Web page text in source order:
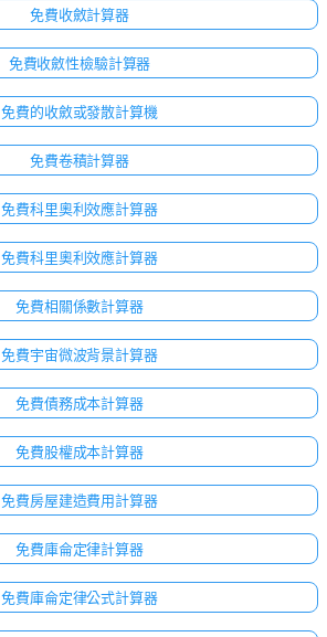
免費收斂計算器
免費收斂性檢驗計算器
免費的收斂或發散計算機
免費卷積計算器
免費科里奧利效應計算器
免費科里奧利效應計算器
免費相關係數計算器
免費宇宙微波背景計算器
免費債務成本計算器
免費股權成本計算器
免費房屋建造費用計算器
免費庫侖定律計算器
免費庫侖定律公式計算器